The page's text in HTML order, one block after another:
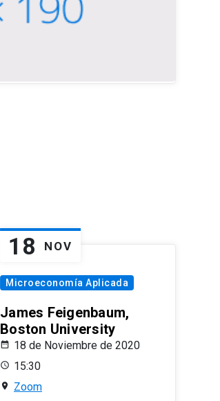
18 NOV
Microeconomía Aplicada
James Feigenbaum,
Boston University
18 de Noviembre de 2020
15:30
Zoom